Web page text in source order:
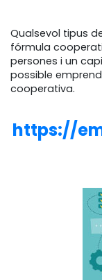
Qualsevol tipus
fórmula
persones i un
possible
cooperativa.
https://